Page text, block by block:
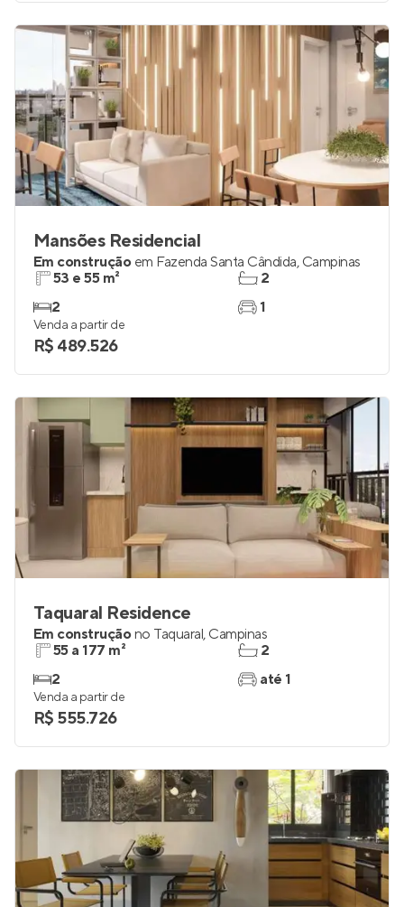
Mansões Residencial
Em construção em Fazenda Santa Cândida, Campinas
53 e 55 m²
2
2
1
Venda a partir de
R$ 489.526
Taquaral Residence
Em construçãono Taquaral, Campinas
55 a 177 m²
2
2
até 1
Venda a partir de
R$ 555.726